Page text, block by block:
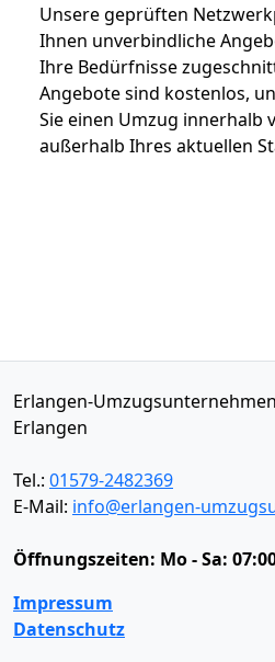
Unsere geprüften
Ihnen unverbindliche
Ihre Bedürfnisse
Angebote sind kostenlos,
Sie einen Umzug innerhalb
außerhalb Ihres aktuellen
Erlangen-
Erlangen
Tel.: 01579-2482369
E-Mail: info@erlangen-
Öffnungszeiten: Mo - Sa:
Impressum
Datenschutz